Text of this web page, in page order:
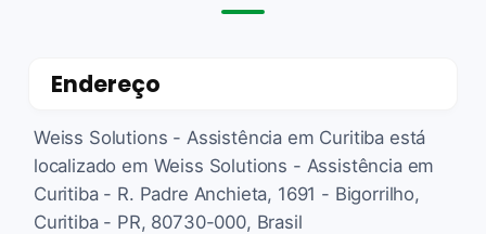
Endereço
Weiss Solutions - Assistência em Curitiba está
localizado em Weiss Solutions - Assistência em
Curitiba - R. Padre Anchieta, 1691 - Bigorrilho,
Curitiba - PR, 80730-000, Brasil